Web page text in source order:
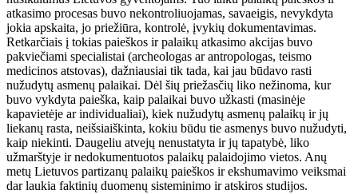
atkasimo procesas buvo nekontroliuojamas, savaeigis, nevykdyta
jokia apskaita, jo priežiūra, kontrolė, įvykių dokumentavimas.
Retkarčiais į tokias paieškos ir palaikų atkasimo akcijas buvo
pakviečiami specialistai (archeologas ar antropologas, teismo
medicinos atstovas), dažniausiai tik tada, kai jau būdavo rasti
nužudytų asmenų palaikai. Dėl šių priežasčių liko nežinoma, kur
buvo vykdyta paieška, kaip palaikai buvo užkasti (masinėje
kapavietėje ar individualiai), kiek nužudytų asmenų palaikų ir jų
liekanų rasta, neišsiaiškinta, kokiu būdu tie asmenys buvo nužudyti,
kaip niekinti. Daugeliu atvejų nenustatyta ir jų tapatybė, liko
užmarštyje ir nedokumentuotos palaikų palaidojimo vietos. Anų
metų Lietuvos partizanų palaikų paieškos ir ekshumavimo veiksmai
dar laukia faktinių duomenų sisteminimo ir atskiros studijos.